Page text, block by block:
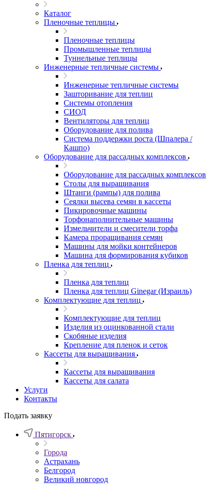
Каталог
Пленочные теплицы
Пленочные теплицы
Промышленные теплицы
Туннельные теплицы
Инженерные тепличные системы
Инженерные тепличные системы
Зашторивание для теплиц
Системы отопления
СИОД
Вентиляторы для теплиц
Оборудование для полива
Система поддержки роста (Шпалера /
Кашпо)
Оборудование для рассадных комплексов
Оборудование для рассадных комплексов
Столы для выращивания
Штанги (рампы) для полива
Сеялки высева семян в кассеты
Пикировочные машины
Торфонаполнительные машины
Измельчители и смесители торфа
Камера проращивания семян
Машины для мойки контейнеров
Машина для формирования кубиков
Пленка для теплиц
Пленка для теплиц
Пленка для теплиц Ginegar (Израиль)
Комплектующие для теплиц
Комплектующие для теплиц
Изделия из оцинкованной стали
Скобяные изделия
Крепление для пленок и сеток
Кассеты для выращивания
Кассеты для выращивания
Кассеты для салата
Услуги
Контакты
Подать заявку
Пятигорск
Города
Астрахань
Белгород
Великий новгород